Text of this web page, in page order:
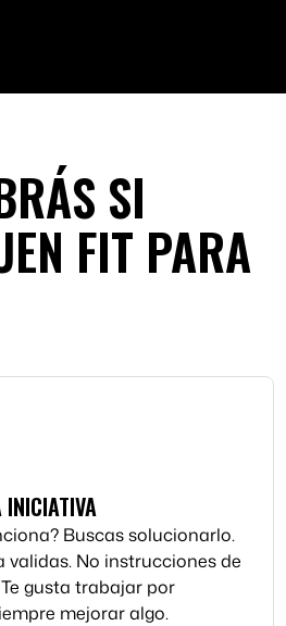
SI
FIT PARA
Buscas solucionarlo.
validas. No instrucciones de
gusta trabajar por
mejorar algo.